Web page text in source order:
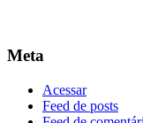
Meta
Acessar
Feed de posts